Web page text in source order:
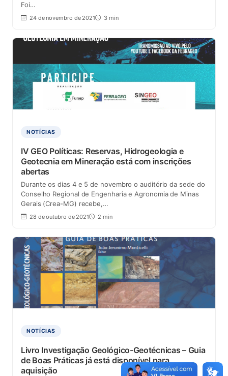
Foi…
24 de novembro de 2021 3 min
NOTÍCIAS
IV GEO Políticas: Reservas, Hidrogeologia e
Geotecnia em Mineração está com inscrições
abertas
Durante os dias 4 e 5 de novembro o auditório da sede do
Conselho Regional de Engenharia e Agronomia de Minas
Gerais (Crea-MG) recebe,…
28 de outubro de 2021 2 min
NOTÍCIAS
Livro Investigação Geológico-Geotécnicas – Guia
de Boas Práticas já está disponível para
aquisição